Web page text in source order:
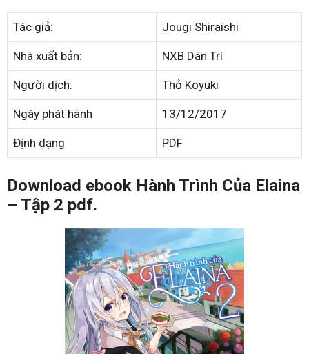
Tác giả: Jougi Shiraishi
Nhà xuất bản: NXB Dân Trí
Người dịch: Thỏ Koyuki
Ngày phát hành 13/12/2017
Định dạng PDF
Download ebook Hành Trình Của Elaina
– Tập 2 pdf.